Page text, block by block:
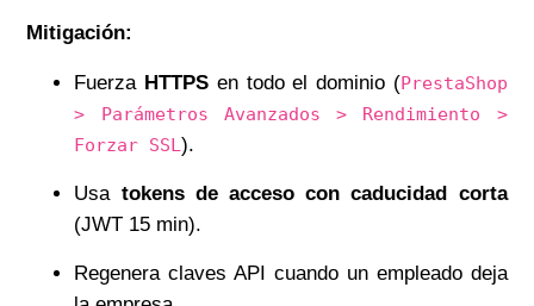
Mitigación:
Fuerza HTTPS en todo el dominio (PrestaShop
> Parámetros Avanzados > Rendimiento >
Forzar SSL).
Usa tokens de acceso con caducidad corta
(JWT 15 min).
Regenera claves API cuando un empleado deja